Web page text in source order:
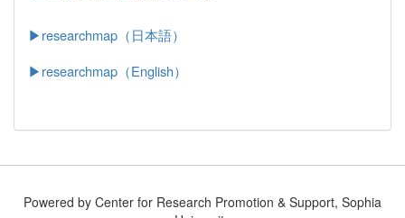
▶researchmap（日本語）
▶researchmap（English）
Powered by Center for Research Promotion & Support, Sophia